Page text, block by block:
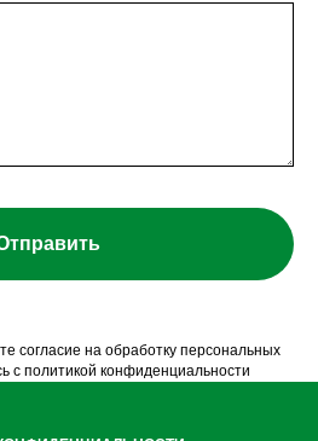
согласие на обработку персональных
c политикой конфиденциальности